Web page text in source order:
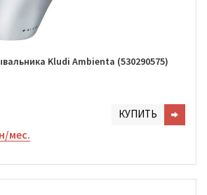
Kludi Ambienta (530290575)
КУПИТЬ
мес.